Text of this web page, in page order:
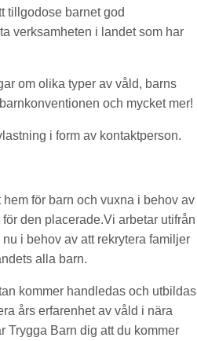
tillgodose barnet god
verksamheten i landet som har
om olika typer av våld, barns
och mycket mer!
i form av kontaktperson.
för barn och vuxna i behov av
den placerade.Vi arbetar utifrån
i behov av att rekrytera familjer
alla barn.
kommer handledas och utbildas
års erfarenhet av våld i nära
Trygga Barn dig att du kommer